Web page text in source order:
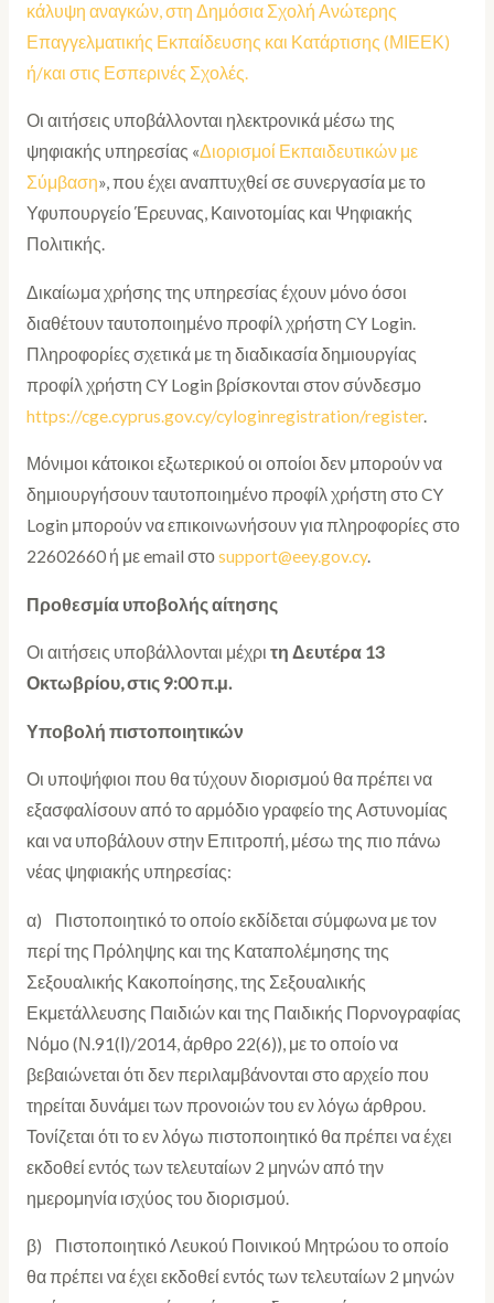
κάλυψη αναγκών, στη Δημόσια Σχολή Ανώτερης
Επαγγελματικής Εκπαίδευσης και Κατάρτισης (ΜΙΕΕΚ)
ή/και στις Εσπερινές Σχολές.
Οι αιτήσεις υποβάλλονται ηλεκτρονικά μέσω της
ψηφιακής υπηρεσίας «Διορισμοί Εκπαιδευτικών με
Σύμβαση», που έχει αναπτυχθεί σε συνεργασία με το
Υφυπουργείο Έρευνας, Καινοτομίας και Ψηφιακής
Πολιτικής.
Δικαίωμα χρήσης της υπηρεσίας έχουν μόνο όσοι
διαθέτουν ταυτοποιημένο προφίλ χρήστη CY Login.
Πληροφορίες σχετικά με τη διαδικασία δημιουργίας
προφίλ χρήστη CY Login βρίσκονται στον σύνδεσμο
https://cge.cyprus.gov.cy/cyloginregistration/register.
Μόνιμοι κάτοικοι εξωτερικού οι οποίοι δεν μπορούν να
δημιουργήσουν ταυτοποιημένο προφίλ χρήστη στο CY
Login μπορούν να επικοινωνήσουν για πληροφορίες στο
22602660 ή με email στοsupport@eey.gov.cy.
Προθεσμία υποβολής αίτησης
Οι αιτήσεις υποβάλλονται μέχρι τη Δευτέρα 13
Οκτωβρίου, στις 9:00 π.μ.
Υποβολή πιστοποιητικών
Οι υποψήφιοι που θα τύχουν διορισμού θα πρέπει να
εξασφαλίσουν από το αρμόδιο γραφείο της Αστυνομίας
και να υποβάλουν στην Επιτροπή, μέσω της πιο πάνω
νέας ψηφιακής υπηρεσίας:
α) Πιστοποιητικό το οποίο εκδίδεται σύμφωνα με τον
περί της Πρόληψης και της Καταπολέμησης της
Σεξουαλικής Κακοποίησης, της Σεξουαλικής
Εκμετάλλευσης Παιδιών και της Παιδικής Πορνογραφίας
Νόμο (Ν.91(Ι)/2014, άρθρο 22(6)), με το οποίο να
βεβαιώνεται ότι δεν περιλαμβάνονται στο αρχείο που
τηρείται δυνάμει των προνοιών του εν λόγω άρθρου.
Τονίζεται ότι το εν λόγω πιστοποιητικό θα πρέπει να έχει
εκδοθεί εντός των τελευταίων 2 μηνών από την
ημερομηνία ισχύος του διορισμού.
β) Πιστοποιητικό Λευκού Ποινικού Μητρώου το οποίο
θα πρέπει να έχει εκδοθεί εντός των τελευταίων 2 μηνών